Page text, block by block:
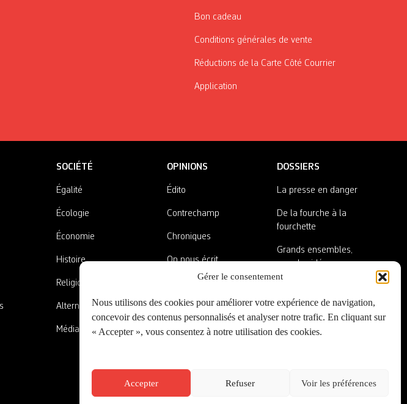
Gérer le consentement
Nous utilisons des cookies pour améliorer votre expérience de navigation,
concevoir des contenus personnalisés et analyser notre trafic. En cliquant sur
« Accepter », vous consentez à notre utilisation des cookies.
Accepter Refuser Voir les préférences
Bon cadeau
Conditions générales de vente
Réductions de la Carte Côté Courrier
Application
SOCIÉTÉ
Égalité
Écologie
Économie
Histoire
Religions
Alternatives
Médias
OPINIONS
Édito
Contrechamp
Chroniques
On nous écrit
A côté de la plaque
DOSSIERS
La presse en danger
De la fourche à la
fourchette
Grands ensembles,
grandes idées